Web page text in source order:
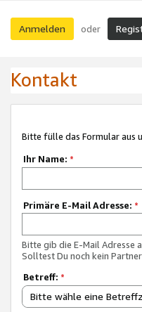
Anmelden oder
Kontakt
Bitte fülle das Formular aus
Ihr Name: *
Primäre E-Mail Adresse: *
Bitte gib die E-Mail Adresse
Solltest Du noch kein
Betreff: *
Bitte wähle eine